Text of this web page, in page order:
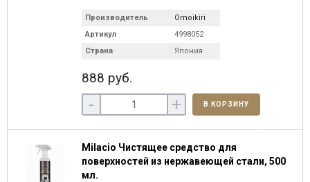
Производитель
Omoikiri
Артикул
4998052
Страна
Япония
888 руб.
- + В КОРЗИНУ
Milacio Чистящее средство для
поверхностей из нержавеющей стали, 500
мл.